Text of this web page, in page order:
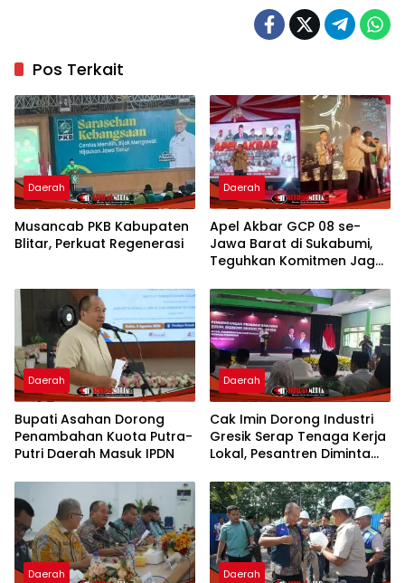
Pos Terkait
Daerah
Musancab PKB Kabupaten
Blitar, Perkuat Regenerasi
Daerah
Apel Akbar GCP 08 se-
Jawa Barat di Sukabumi,
Teguhkan Komitmen Jaga
Daerah
Bupati Asahan Dorong
Penambahan Kuota Putra-
Putri Daerah Masuk IPDN
Daerah
Cak Imin Dorong Industri
Gresik Serap Tenaga Kerja
Lokal, Pesantren Diminta
Daerah Daerah